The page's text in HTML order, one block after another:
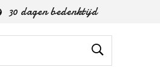
30 dagen bedenktijd